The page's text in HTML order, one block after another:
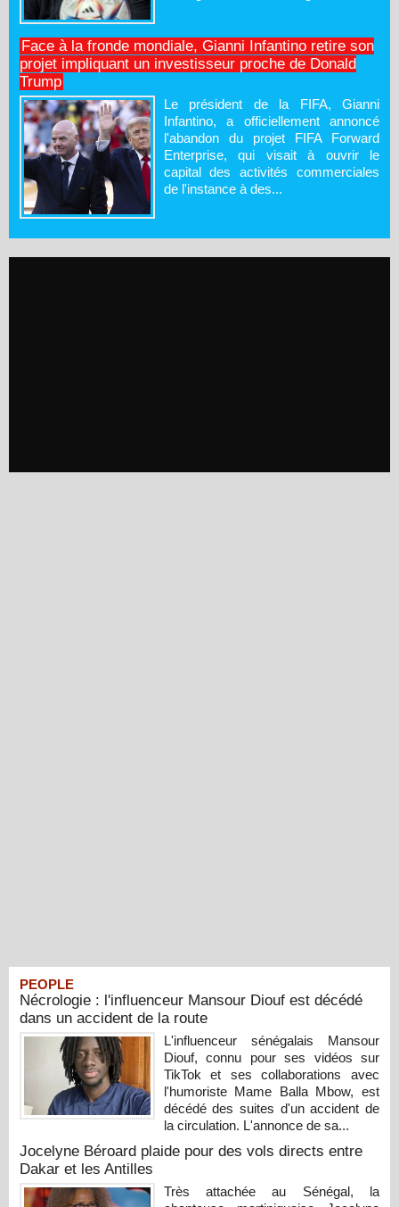
Face à la fronde mondiale, Gianni Infantino retire son
projet impliquant un investisseur proche de Donald
Trump
Le président de la FIFA, Gianni
Infantino, a officiellement annoncé
l'abandon du projet FIFA Forward
Enterprise, qui visait à ouvrir le
capital des activités commerciales
de l'instance à des...
PEOPLE
Nécrologie : l'influenceur Mansour Diouf est décédé
dans un accident de la route
L'influenceur sénégalais Mansour
Diouf, connu pour ses vidéos sur
TikTok et ses collaborations avec
l'humoriste Mame Balla Mbow, est
décédé des suites d'un accident de
la circulation. L'annonce de sa...
Jocelyne Béroard plaide pour des vols directs entre
Dakar et les Antilles
Très attachée au Sénégal, la